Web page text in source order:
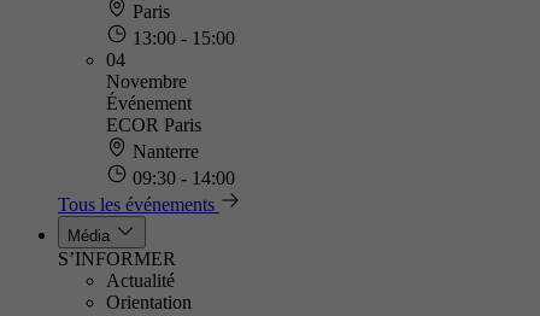
Paris
13:00 - 15:00
04
Novembre
Événement
ECOR Paris
Nanterre
09:30 - 14:00
Tous les événements
Média
S’INFORMER
Actualité
Orientation